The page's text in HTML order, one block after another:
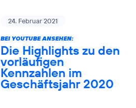
24. Februar 2021
BEI YOUTUBE ANSEHEN:
Die Highlights zu den
vorläufigen
Kennzahlen im
Geschäftsjahr 2020